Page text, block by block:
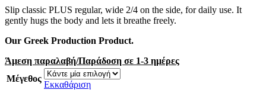
Slip classic PLUS regular, wide 2/4 on the side, for daily use. It
gently hugs the body and lets it breathe freely.
Our Greek Production Product.
Άμεση παραλαβή/Παράδοση σε 1-3 ημέρες
Μέγεθος
Εκκαθάριση